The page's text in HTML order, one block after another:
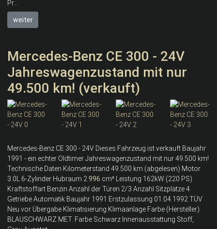
Pr...
weiter
Mercedes-Benz CE 300 - 24V
Jahreswagenzustand mit nur
49.500 km! (verkauft)
Mercedes-Benz CE 300 - 24V Dieses Fahrzeug ist verkauft Baujahr
1991 - ein echter Oldtimer Jahreswagenzustand mit nur 49.500 km!
Technische Daten Kilometerstand 49.500 km (abgelesen) Motor
3.0L 6-Zylinder Hubraum 2.996 cm³ Leistung 162kW (220 PS)
Kraftstoffart Benzin Anzahl der Türen 2/3 Anzahl Sitzplätze 4
Getriebe Automatik Baujahr 1991 Erstzulassung 01.04.1992 TÜV
Neu vor Übergabe Klimatisierung Klimaanlage Farbe (Hersteller)
BLAUSCHWARZ MET. Farbe Schwarz Innenausstattung Stoff,